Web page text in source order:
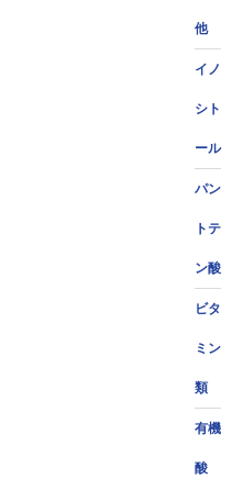
他
イノ
シト
ール
パン
トテ
ン酸
ビタ
ミン
類
有機
酸